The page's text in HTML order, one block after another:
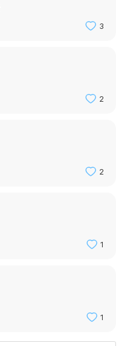
3
2
2
1
1